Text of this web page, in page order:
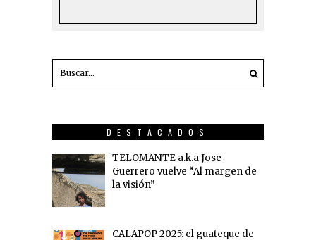
DESTACADOS
TELOMANTE a.k.a Jose
Guerrero vuelve “Al margen de
la visión”
CALAPOP 2025: el guateque de